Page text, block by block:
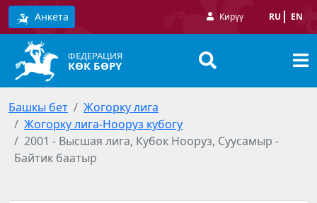
Анкета Кирүү RU EN
ФЕДЕРАЦИЯ
КӨК БӨРҮ
Башкы бет
Жогорку лига
Жогорку лига-Нооруз кубогу
2001 - Высшая лига, Кубок Нооруз, Суусамыр -
Байтик баатыр